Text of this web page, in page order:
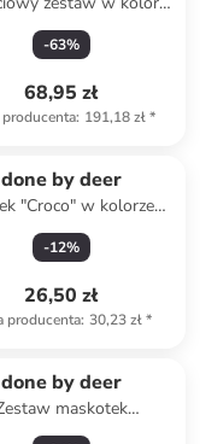
musztardowo-szarym
do nauki jedzenia
-63%
68,95 zł
producenta: 191,18 zł*
done by deer
"Croco" w kolorze
beżowym - 100 ml
-12%
26,50 zł
producenta: 30,23 zł*
done by deer
maskotek
"Hide&Seek" - 0+